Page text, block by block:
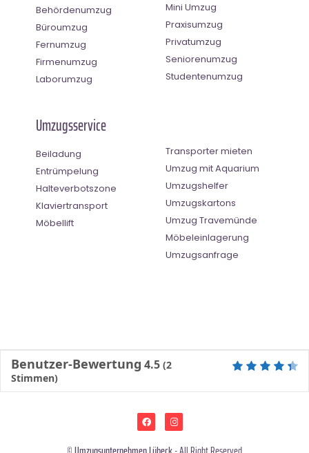
Behördenumzug
Büroumzug
Fernumzug
Firmenumzug
Laborumzug
Mini Umzug
Praxisumzug
Privatumzug
Seniorenumzug
Studentenumzug
Umzugsservice
Beiladung
Entrümpelung
Halteverbotszone
Klaviertransport
Möbellift
Transporter mieten
Umzug mit Aquarium
Umzugshelfer
Umzugskartons
Umzug Travemünde
Möbeleinlagerung
Umzugsanfrage
Benutzer-Bewertung 4.5 (2
Stimmen)